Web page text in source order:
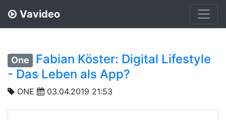
Vavideo
One
Fabian Köster: Digital Lifestyle
- Das Leben als App?
ONE 03.04.2019 21:53